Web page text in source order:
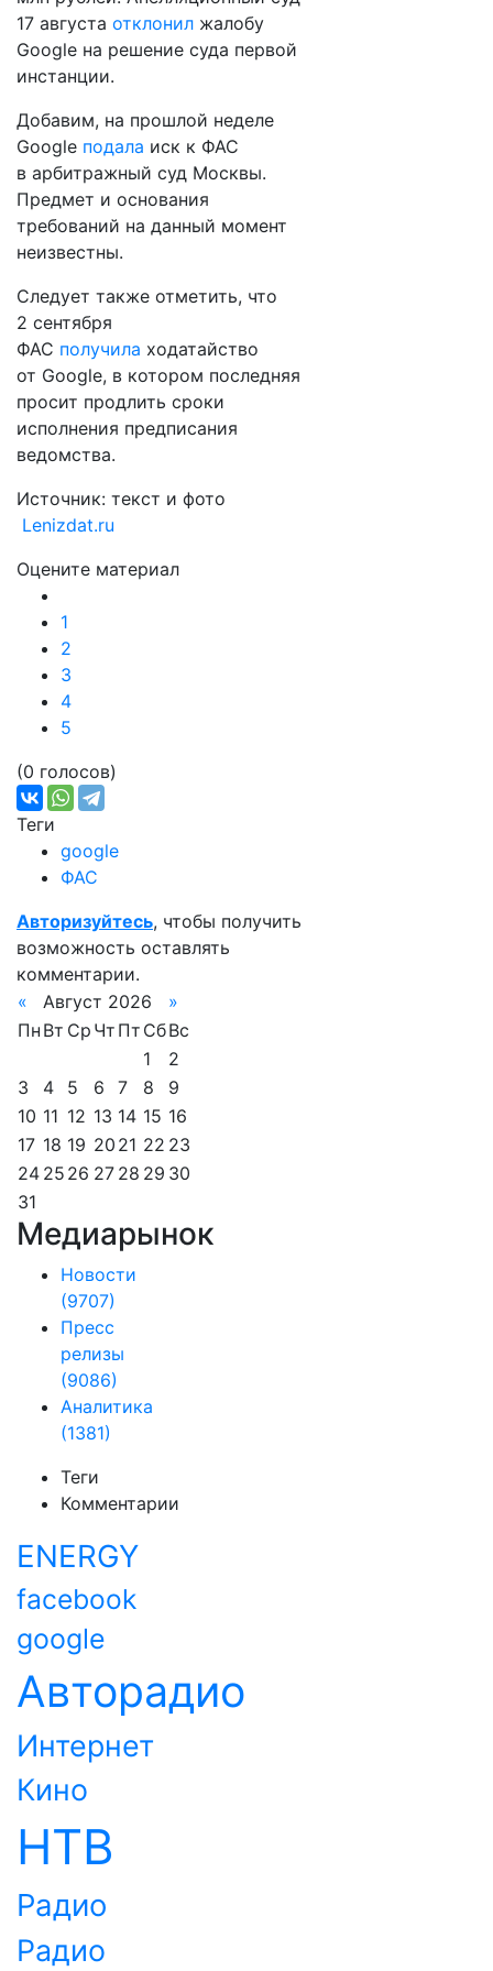
17 августа отклонил жалобу
Google на решение суда первой
инстанции.
Добавим, на прошлой неделе
Google подала иск к ФАС
в арбитражный суд Москвы.
Предмет и основания
требований на данный момент
неизвестны.
Следует также отметить, что
2 сентября
ФАС получила ходатайство
от Google, в котором последняя
просит продлить сроки
исполнения предписания
ведомства.
Источник: текст и фото
Lenizdat.ru
Оцените материал
1
2
3
4
5
(0 голосов)
Теги
google
ФАС
Авторизуйтесь, чтобы получить
возможность оставлять
комментарии.
«
Август 2026
»
Пн Вт Ср Чт Пт СбВс
1
2
3
4 5 6 7 8
9
10 11 12 13 14 15 16
17 18 19 20 21 22 23
24 25 26 27 28 29 30
31
Медиарынок
Новости
(9707)
Пресс
релизы
(9086)
Аналитика
(1381)
Теги
Комментарии
ENERGY
facebook
google
Авторадио
Интернет
Кино
НТВ
Радио
Радио